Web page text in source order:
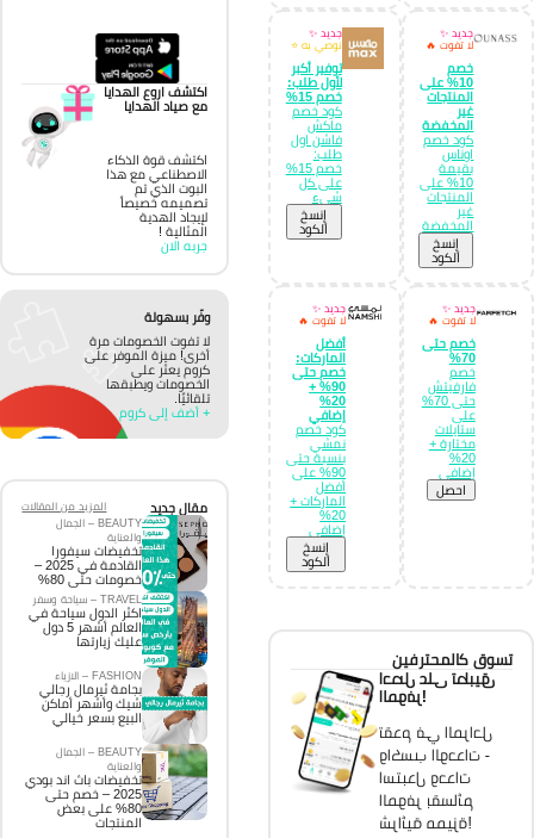
جديد ✨
لا تفوت 🔥
خصم
10% على
المنتجات
غير
المخفضة
كود خصم
اوناس
بقيمة
10% على
المنتجات
غير
المخفضة
إِنسخ
الكود
جديد ✨
نوصي به ⭐
توفير أكبر
لأول طلب:
خصم 15%
كود خصم
ماكش
فاشن اول
طلب:
خصم 15%
على كل
شيء
إِنسخ
الكود
جديد ✨
لا تفوت 🔥
خصم حتى
70%
خصم
فارفيتش
حتى 70%
على
ستايلات
مختارة +
20%
إضافي
احصل
جديد ✨
لا تفوت 🔥
أفضل
الماركات:
خصم حتى
90% +
20%
إضافي
كود خصم
نمشي
بنسبة حتى
90% على
أفضل
الماركات +
20%
إضافي
إِنسخ
الكود
تسوق كالمحترفين
احصل على تطبيق
الموفر!
تقدم في المراحل
واكسب الوحدات -
استبدل وحدات
الموفر بقسائم
شرائية مميزة!
اكتشف اروع الهدايا
مع صياد الهدايا
اكتشف قوة الذكاء
الاصطناعي مع هذا
البوت الذي تم
تصميمه خصيصاً
لإيجاد الهدية
المثالية !
جربه الان
وفّر بسهولة
لا تفوت الخصومات مرة
أخرى! ميزة الموفر على
كروم يعثر على
الخصومات ويطبقها
تلقائيًا.
+ أضف إلى كروم
مقال جديد
المزيد من المقالات
BEAUTY – الجمال
والعناية
تخفيضات سيفورا
القادمة في 2025 –
خصومات حتى 80%
TRAVEL – سياحة وسفر
اكثر الدول سياحة في
العالم أشهر 5 دول
عليك زيارتها
FASHION – الازياء
بجامة ثيرمال رجالي
شيك وأشهر أماكن
البيع بسعر خيالي
BEAUTY – الجمال
والعناية
تخفيضات باث اند بودي
2025 – خصم حتى
80% على بعض
المنتجات